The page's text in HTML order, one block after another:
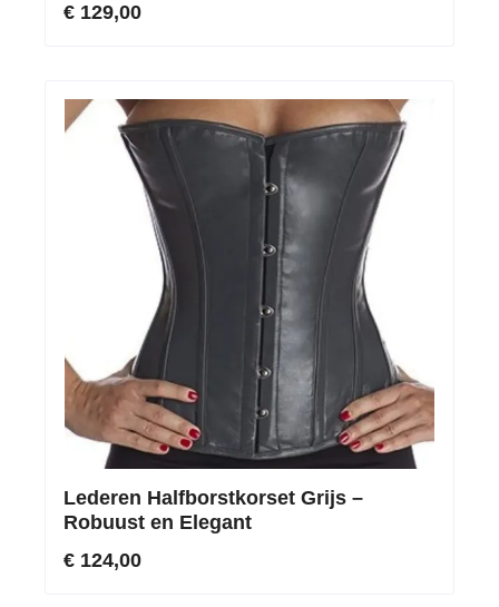
€ 129,00
Lederen Halfborstkorset Grijs –
Robuust en Elegant
€ 124,00